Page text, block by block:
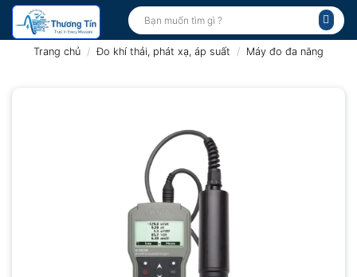
Bỏ
qua
Tìm
kiếm:
Trang chủ / Đo khí thải, phát xạ, áp suất / Máy đo đa năng